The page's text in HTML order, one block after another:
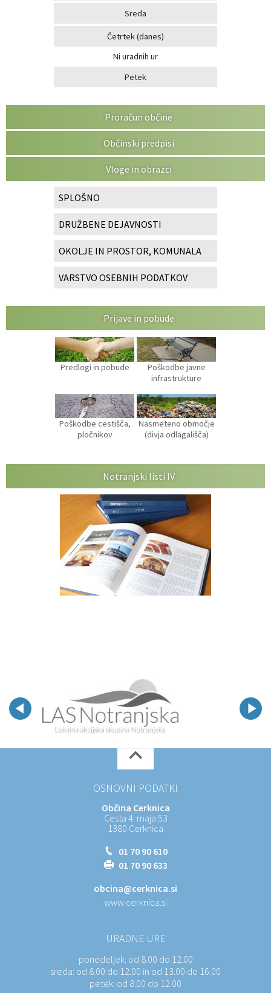
Sreda
Četrtek(danes)
Ni uradnih ur
Petek
Proračun občine
Občinski predpisi
Vloge in obrazci
SPLOŠNO
DRUŽBENE DEJAVNOSTI
OKOLJE IN PROSTOR, KOMUNALA
VARSTVO OSEBNIH PODATKOV
Prijave in pobude
Predlogi in pobude
Poškodbe javne
infrastrukture
Poškodbe cestišča,
pločnikov
Nasmeteno območje
(divja odlagališča)
Notranjski listi IV
OSNOVNI PODATKI
Občina Cerknica
Cesta 4. maja 53
1380 Cerknica
01 70 90 610
01 70 90 633
obcina@cerknica.si
www.cerknica.si
URADNE URE
ponedeljek: od 8.00 do 12.00
sreda: od 8.00 do 12.00 in od 13.00 do 16.00
petek: od 8.00 do 12.00